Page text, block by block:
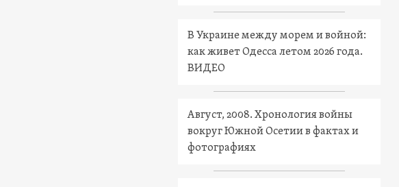
В Украине между морем и войной:
как живет Одесса летом 2026 года.
ВИДЕО
Август, 2008. Хронология войны
вокруг Южной Осетии в фактах и
фотографиях